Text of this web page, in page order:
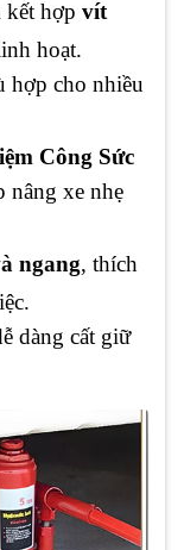
kết hợp vít
hoạt.
hợp cho nhiều
Công Sức
nâng xe nhẹ
ngang, thích
dàng cất giữ